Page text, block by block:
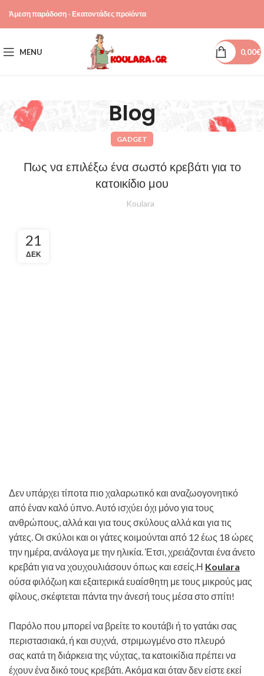
Άμεση παράδοση - Εκατοντάδες προϊόντα
MENU 0,00€
Blog
GADGET
Πως να επιλέξω ένα σωστό κρεβάτι για το
κατοικίδιο μου
Koulara
21
ΔΕΚ
Δεν υπάρχει τίποτα πιο χαλαρωτικό και αναζωογονητικό
από έναν καλό ύπνο. Αυτό ισχύει όχι μόνο για τους
ανθρώπους, αλλά και για τους σκύλους αλλά και για τις
γάτες. Οι σκύλοι και οι γάτες κοιμούνται από 12 έως 18 ώρες
την ημέρα, ανάλογα με την ηλικία. Έτσι, χρειάζονται ένα άνετο
κρεβάτι για να χουχουλιάσουν όπως και εσείς.Η Koulara
ούσα φιλόζωη και εξαιτερικά ευαίσθητη με τους μικρούς μας
φίλους, σκέφτεται πάντα την άνεσή τους μέσα στο σπίτι!
Παρόλο που μπορεί να βρείτε το κουτάβι ή το γατάκι σας
περιστασιακά, ή και συχνά, στριμωγμένο στο πλευρό
σας κατά τη διάρκεια της νύχτας, τα κατοικίδια πρέπει να
έχουν ένα δικό τους κρεβάτι. Ακόμα και όταν δεν είστε εκεί